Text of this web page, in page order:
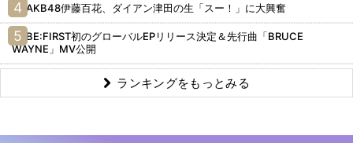
AKB48伊藤百花、ダイアン津田の生「スー！」に大興奮
BE:FIRST初のグローバルEPリリース決定＆先行曲「BRUCE
WAYNE」MV公開
ランキングをもっとみる